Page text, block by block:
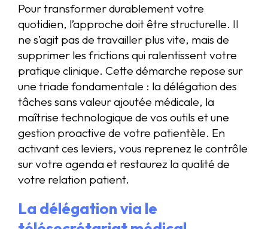
Pour transformer durablement votre
quotidien, l’approche doit être structurelle. Il
ne s’agit pas de travailler plus vite, mais de
supprimer les frictions qui ralentissent votre
pratique clinique. Cette démarche repose sur
une triade fondamentale : la délégation des
tâches sans valeur ajoutée médicale, la
maîtrise technologique de vos outils et une
gestion proactive de votre patientèle. En
activant ces leviers, vous reprenez le contrôle
sur votre agenda et restaurez la qualité de
votre relation patient.
La délégation via le